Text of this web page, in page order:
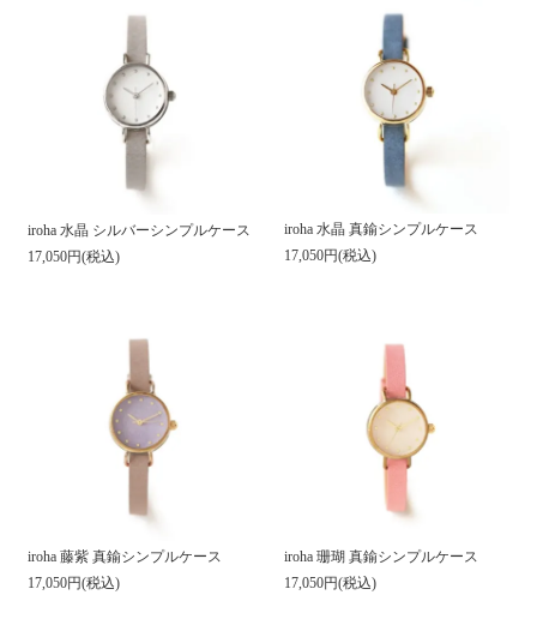
iroha 水晶 シルバーシンプルケース
17,050円(税込)
iroha 水晶 真鍮シンプルケース
17,050円(税込)
iroha 藤紫 真鍮シンプルケース
17,050円(税込)
iroha 珊瑚 真鍮シンプルケース
17,050円(税込)